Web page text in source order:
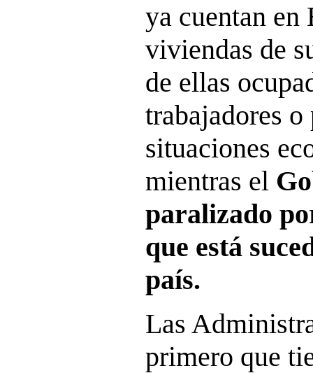
ya cuentan en
viviendas de
de ellas
trabajadores o
situaciones
mientras el
paralizado
que está
país.
Las
primero que